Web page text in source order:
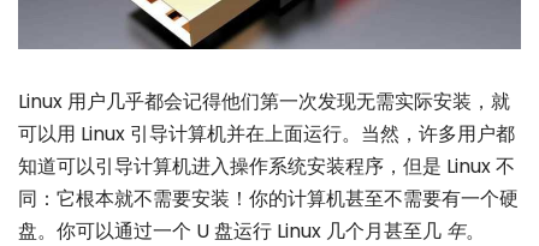
Linux 用户几乎都会记得他们第一次发现无需实际安装，就
可以用 Linux 引导计算机并在上面运行。当然，许多用户都
知道可以引导计算机进入操作系统安装程序，但是 Linux 不
同：它根本就不需要安装！你的计算机甚至不需要有一个硬
盘。你可以通过一个 U 盘运行 Linux 几个月甚至几 年。